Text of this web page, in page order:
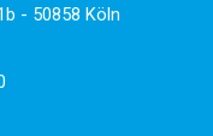
- 50858 Köln